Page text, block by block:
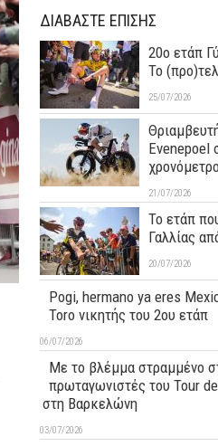
ΔΙΑΒΑΣΤΕ ΕΠΙΣΗΣ
20ο ετάπ
Το
25/07/2026
Evenepoel
21/07/2026
Το ετάπ
Γαλλίας
20/07/2026
Pogi, hermano ya eres
Toro νικητής του 2ου ετάπ
06/07/2026
Με το βλέμμα στραμμένο
πρωταγωνιστές του Tour
στη Βαρκελώνη
03/07/2026